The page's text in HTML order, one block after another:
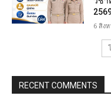
6 สิง
RECENT COMMENTS